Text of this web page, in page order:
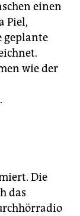
einen
Piel,
geplante
wie der
Die
das